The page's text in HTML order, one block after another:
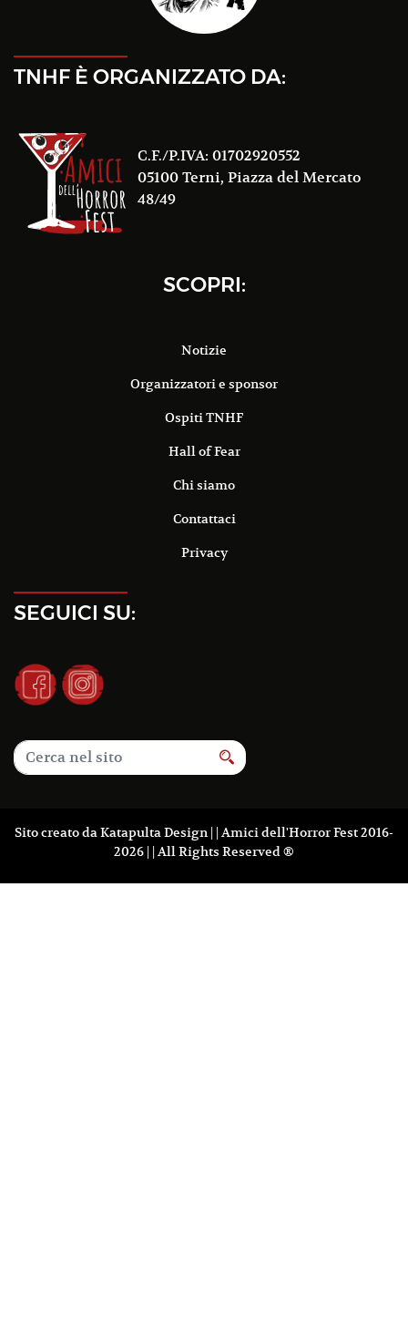
TNHF È ORGANIZZATO DA:
C.F./P.IVA: 01702920552
05100 Terni, Piazza del Mercato
48/49
SCOPRI:
Notizie
Organizzatori e sponsor
Ospiti TNHF
Hall of Fear
Chi siamo
Contattaci
Privacy
SEGUICI SU:
Sito creato daKatapulta Design| | Amici dell'Horror Fest 2016-
2026 | | All Rights Reserved ®